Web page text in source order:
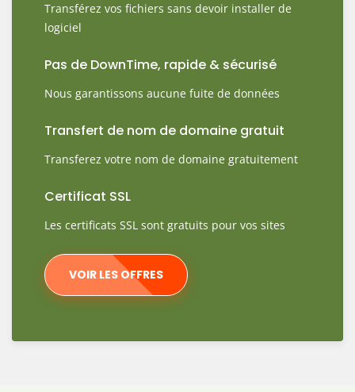
Transférez vos fichiers sans devoir installer de
logiciel
Pas de DownTime, rapide & sécurisé
Nous garantissons aucune fuite de données
Transfert de nom de domaine gratuit
Transferez votre nom de domaine gratuitement
Certificat SSL
Les certificats SSL sont gratuits pour vos sites
VOIR LES OFFRES